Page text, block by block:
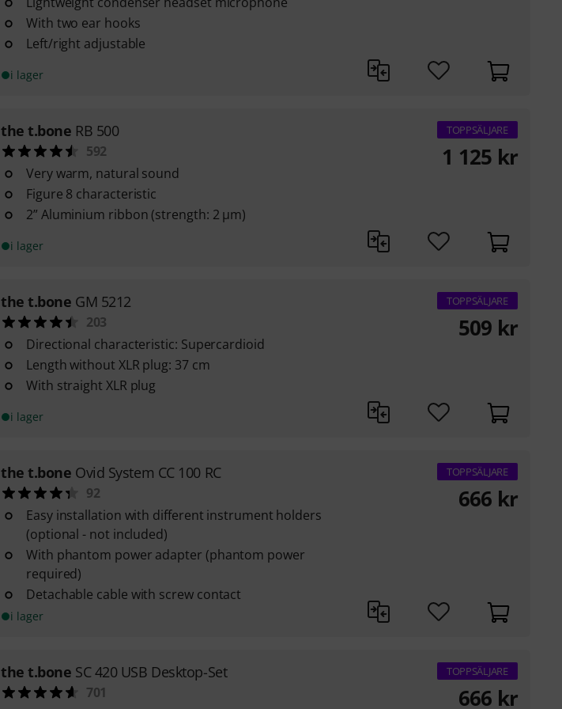
With two ear hooks
Left/right adjustable
i lager
the t.bone RB 500
592
Very warm, natural sound
Figure 8 characteristic
2” Aluminium ribbon (strength: 2 µm)
i lager
TOPPSÄLJARE
1 125 kr
the t.bone GM 5212
203
Directional characteristic: Supercardioid
Length without XLR plug: 37 cm
With straight XLR plug
i lager
TOPPSÄLJARE
509 kr
the t.bone Ovid System CC 100 RC
92
Easy installation with different instrument holders
(optional - not included)
With phantom power adapter (phantom power
required)
Detachable cable with screw contact
i lager
TOPPSÄLJARE
666 kr
the t.bone SC 420 USB Desktop-Set
701
TOPPSÄLJARE
666 kr